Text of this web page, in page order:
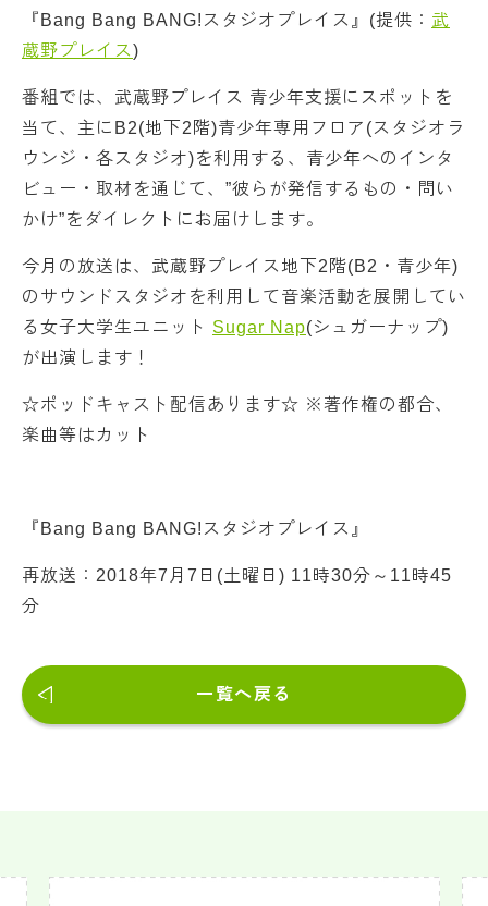
『Bang Bang BANG!スタジオプレイス』(提供： 武
蔵野プレイス)
番組では、武蔵野プレイス 青少年支援にスポットを
当て、主にB2(地下2階)青少年専用フロア(スタジオラ
ウンジ・各スタジオ)を利用する、青少年へのインタ
ビュー・取材を通じて、”彼らが発信するもの・問い
かけ”をダイレクトにお届けします。
今月の放送は、武蔵野プレイス地下2階(B2・青少年)
のサウンドスタジオを利用して音楽活動を展開してい
る女子大学生ユニット Sugar Nap(シュガーナップ)
が出演します！
☆ポッドキャスト配信あります☆ ※著作権の都合、
楽曲等はカット
『Bang Bang BANG!スタジオプレイス』
再放送：2018年7月7日(土曜日) 11時30分～11時45
分
一覧へ戻る